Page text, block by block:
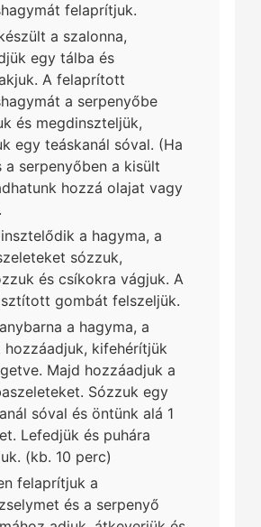
felaprítjuk.
a szalonna,
egy tálba és
A felaprított
a serpenyőbe
és megdinszteljük,
egy teáskanál sóval. (Ha
a serpenyőben a kisült
hozzá olajat vagy
a hagyma, a
sózzuk,
és csíkokra vágjuk. A
gombát felszeljük.
a hagyma, a
hozzáadjuk, kifehérítjük
Majd hozzáadjuk a
Sózzuk egy
sóval és öntünk alá 1
Lefedjük és puhára
(kb. 10 perc)
felaprítjuk a
és a serpenyő